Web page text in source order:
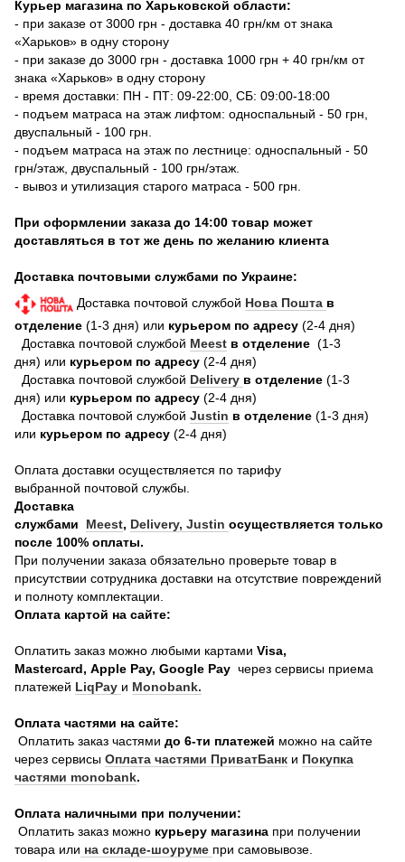
Курьер магазина по Харьковской области:
- при заказе от 3000 грн - доставка 40 грн/км от знака
«Харьков» в одну сторону
- при заказе до 3000 грн - доставка 1000 грн + 40 грн/км от
знака «Харьков» в одну сторону
- время доставки: ПН - ПТ: 09-22:00, СБ: 09:00-18:00
- подъем матраса на этаж лифтом: односпальный - 50 грн,
двуспальный - 100 грн.
- подъем матраса на этаж по лестнице: односпальный - 50
грн/этаж, двуспальный - 100 грн/этаж.
- вывоз и утилизация старого матраса - 500 грн.
При оформлении заказа до 14:00 товар может
доставляться в тот же день по желанию клиента
Доставка почтовыми службами по Украине:
Доставка почтовой службой Нова Пошта в
отделение (1-3 дня) или курьером по адресу (2-4 дня)
Доставка почтовой службой Meest в отделение (1-3
дня) или курьером по адресу (2-4 дня)
Доставка почтовой службой Delivery в отделение (1-3
дня) или курьером по адресу (2-4 дня)
Доставка почтовой службой Justin в отделение (1-3 дня)
или курьером по адресу (2-4 дня)
Оплата доставки осуществляется по тарифу
выбранной почтовой службы.
Доставка
службами
Meest, Delivery, Justin осуществляется только
после 100% оплаты.
При получении заказа обязательно проверьте товар в
присутствии сотрудника доставки на отсутствие повреждений
и полноту комплектации.
Оплата картой на сайте:
Оплатить заказ можно любыми картами Visa,
Mastercard, Apple Pay, Google Pay через сервисы приема
платежей LiqPay и Monobank.
Оплата частями на сайте:
Оплатить заказ частями до 6-ти платежей можно на сайте
через сервисы Оплата частями ПриватБанк и Покупка
частями monobank.
Оплата наличными при получении:
Оплатить заказ можно курьеру магазина при получении
товара или на складе-шоуруме при самовывозе.